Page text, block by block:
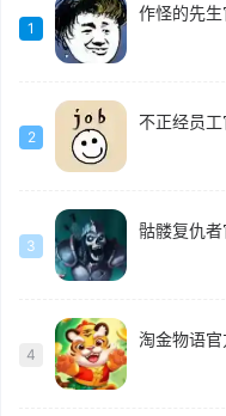
1
作怪的先
2
不正经员
3
骷髅复仇
4
淘金物语